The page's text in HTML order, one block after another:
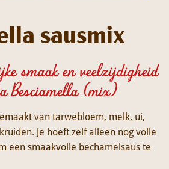
sausmix
smaak en veelzijdigheid
Besciamella (mix)
van tarwebloem, melk, ui,
Je hoeft zelf alleen nog volle
een smaakvolle bechamelsaus te